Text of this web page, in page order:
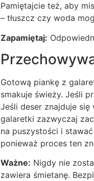
Pamiętajcie też, aby
– tłuszcz czy woda
Zapamiętaj:
Gotową piankę z
smakuje świeży. Jeśli
Jeśli deser znajduje
galaretki zazwyczaj
na puszystości i
ponieważ proces ten
Ważne: Nigdy nie
zawiera śmietanę.